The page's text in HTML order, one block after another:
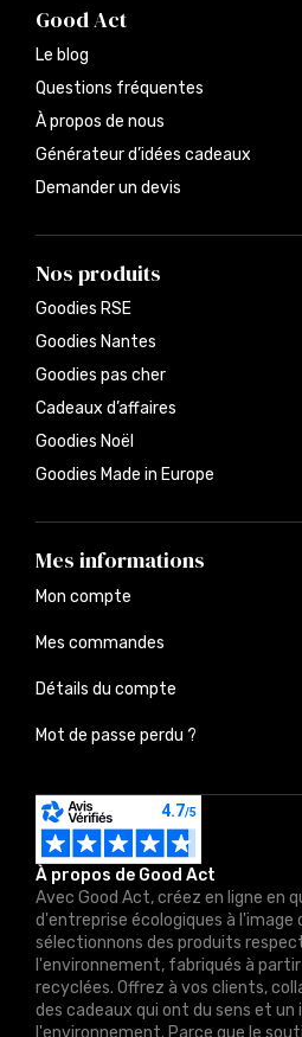
À propos de Good Act
Avec Good Act, créez en ligne en
d'entreprise écologiques à l'image
sélectionnons des produits
l'environnement, fabriqués à
recyclées. Offrez à vos clients,
des cadeaux qui ont du sens et
Good Act
Le blog
Questions fréquentes
À propos de nous
Générateur d’idées cadeaux
Demander un devis
Nos produits
Goodies RSE
Goodies Nantes
Goodies pas cher
Cadeaux d’affaires
Goodies Noël
Goodies Made in Europe
Mes informations
Mon compte
Mes commandes
Détails du compte
Mot de passe perdu ?